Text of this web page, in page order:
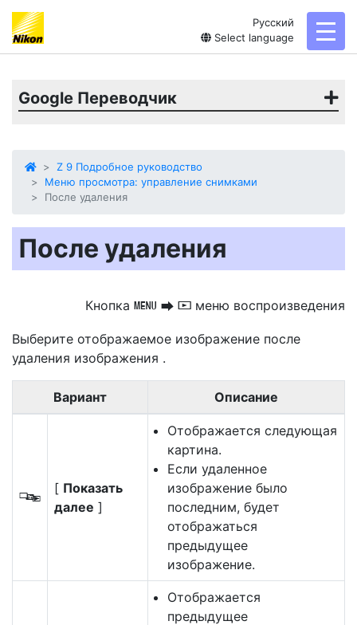
Русский
Select language
Google Переводчик
Z 9 Подробное руководство
Меню просмотра: управление снимками
После удаления
После удаления
Кнопка G U D меню воспроизведения
Выберите отображаемое изображение после
удаления изображения .
Вариант Описание
S
[ Показать
далее ]
Отображается следующая
картина.
Если удаленное
изображение было
последним, будет
отображаться
предыдущее
изображение.
Отображается
предыдущее